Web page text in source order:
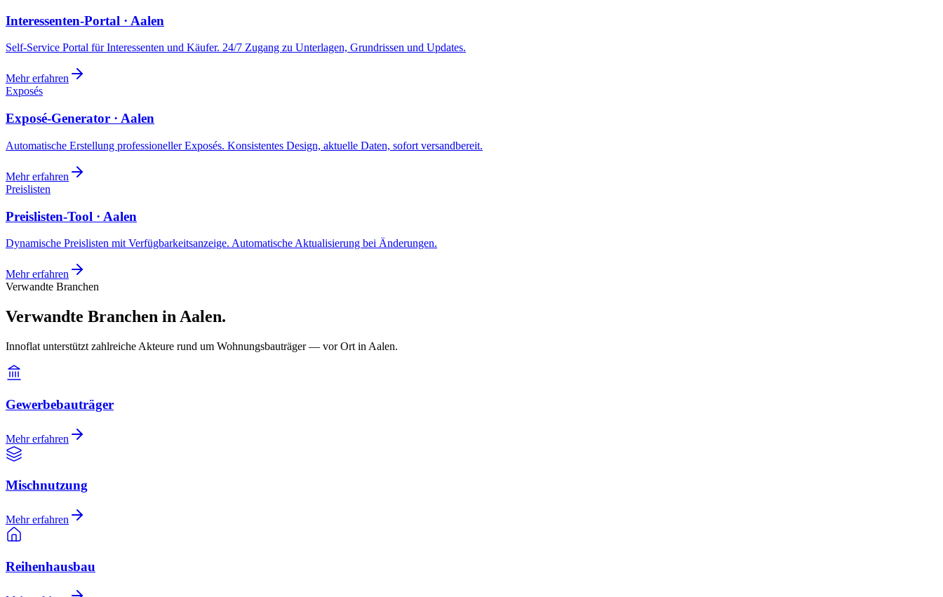
Interessenten-Portal · Aalen
Self-Service Portal für Interessenten und Käufer. 24/7 Zugang zu Unterlagen, Grundrissen und Updates.
Mehr erfahren
Exposés
Exposé-Generator · Aalen
Automatische Erstellung professioneller Exposés. Konsistentes Design, aktuelle Daten, sofort versandbereit.
Mehr erfahren
Preislisten
Preislisten-Tool · Aalen
Dynamische Preislisten mit Verfügbarkeitsanzeige. Automatische Aktualisierung bei Änderungen.
Mehr erfahren
Verwandte Branchen
Verwandte Branchen in Aalen.
Innoflat unterstützt zahlreiche Akteure rund um Wohnungsbauträger — vor Ort in Aalen.
Gewerbebauträger
Mehr erfahren
Mischnutzung
Mehr erfahren
Reihenhausbau